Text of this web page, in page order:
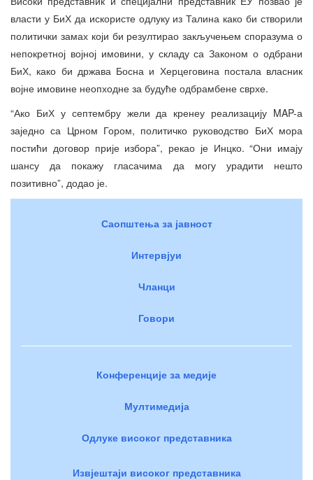
власти у БиХ да искористе одлуку из Талина како би створили
политички замах који би резултирао закључењем споразума о
непокретној војној имовини, у складу са Законом о одбрани
БиХ, како би држава Босна и Херцеговина постала власник
војне имовине неопходне за будуће одбрамбене сврхе.
“Ако БиХ у септембру жели да кренеу реализацију MAP-а
заједно са Црном Гором, политичко руководство БиХ мора
постићи договор прије избора”, рекао је Инцко. “Они имају
шансу да покажу гласачима да могу урадити нешто
позитивно”, додао је.
Саопштења за јавност
Интервјуи
Чланци
Говори
Конференције за медије
Мултимедија
Одлуке високог представника
Извјештаји високог представника